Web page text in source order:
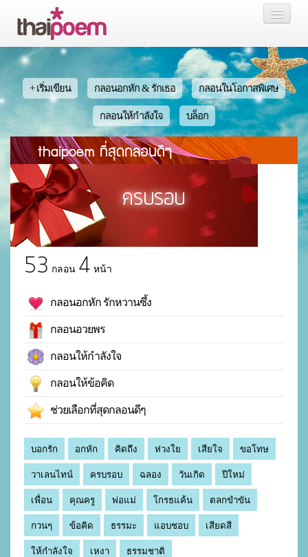
หน้าแรก
กลอน
เรื่องสั้น นิยาย
บล็อก
สมาชิก
หน้าส่วนตัว
+ เริ่มเขียน กลอนอกหัก & รักเธอ กลอนในโอกาสพิเศษ
กลอนให้กำลังใจ บล็อก
thaipoem ที่สุดกลอนดีๆ
53 กลอน 4 หน้า
กลอนอกหัก รักหวานซึ้ง
กลอนอวยพร
กลอนให้กำลังใจ
กลอนให้ข้อคิด
ช่วยเลือกที่สุดกลอนดีๆ
บอกรัก อกหัก คิดถึง ห่วงใย เสียใจ ขอโทษ
วาเลนไทน์ ครบรอบ ฉลอง วันเกิด ปีใหม่
เพื่อน คุณครู พ่อแม่ โกรธแค้น ตลกขำขัน
กวนๆ ข้อคิด ธรรมะ แอบชอบ เสียดสี
ให้กำลังใจ เหงา ธรรมชาติ